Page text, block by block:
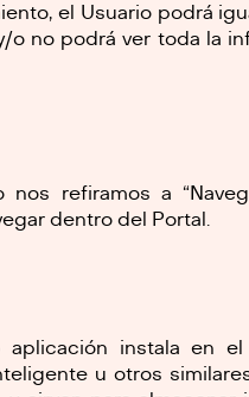
el Usuario podrá
no podrá ver toda la
refiramos a
dentro del Portal.
instala en
u otros